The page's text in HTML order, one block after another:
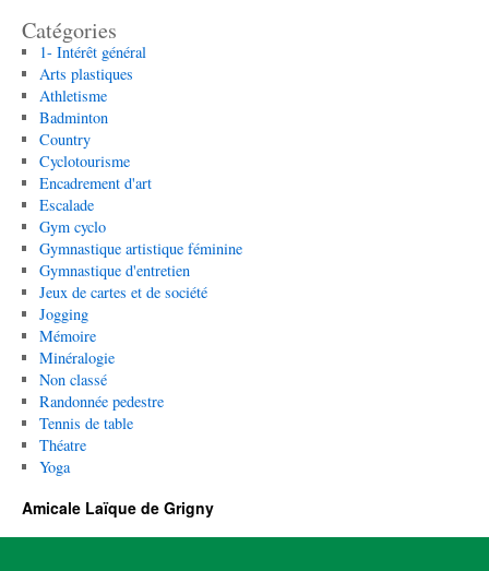
Catégories
1- Intérêt général
Arts plastiques
Athletisme
Badminton
Country
Cyclotourisme
Encadrement d'art
Escalade
Gym cyclo
Gymnastique artistique féminine
Gymnastique d'entretien
Jeux de cartes et de société
Jogging
Mémoire
Minéralogie
Non classé
Randonnée pedestre
Tennis de table
Théatre
Yoga
Amicale Laïque de Grigny